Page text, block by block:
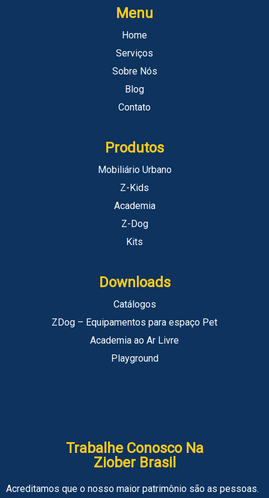
Menu
Home
Serviços
Sobre Nós
Blog
Contato
Produtos
Mobiliário Urbano
Z-Kids
Academia
Z-Dog
Kits
Downloads
Catálogos
ZDog – Equipamentos para espaço Pet
Academia ao Ar Livre
Playground
Trabalhe Conosco Na
Ziober Brasil
Acreditamos que o nosso maior patrimônio são as pessoas.